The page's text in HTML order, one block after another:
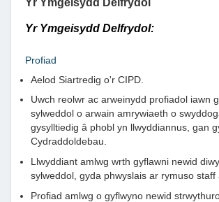
Yr Ymgeisydd Delfrydol:
Profiad
Aelod Siartredig o'r CIPD.
Uwch reolwr ac arweinydd profiadol iawn
sylweddol o arwain amrywiaeth o
gysylltiedig â phobl yn llwyddiannus, gan
Cydraddoldebau.
Llwyddiant amlwg wrth gyflawni newid
sylweddol, gyda phwyslais ar rymuso staff
Profiad amlwg o gyflwyno newid